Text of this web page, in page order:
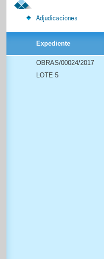
Adjudicaciones
Expediente
OBRAS/00024/2017
LOTE 5